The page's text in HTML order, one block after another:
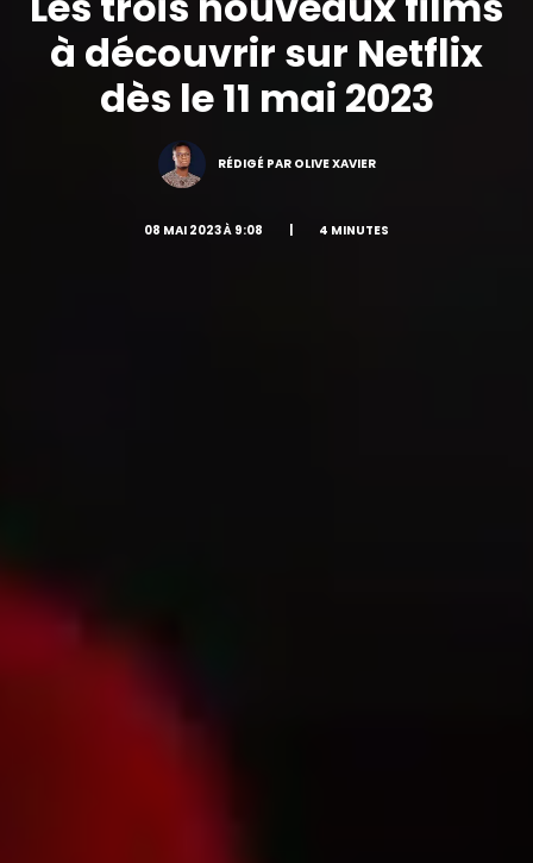
à découvrir sur Netflix
dès le 11 mai 2023
RÉDIGÉ PAR OLIVE XAVIER
08 MAI 2023 À 9:08 4 MINUTES